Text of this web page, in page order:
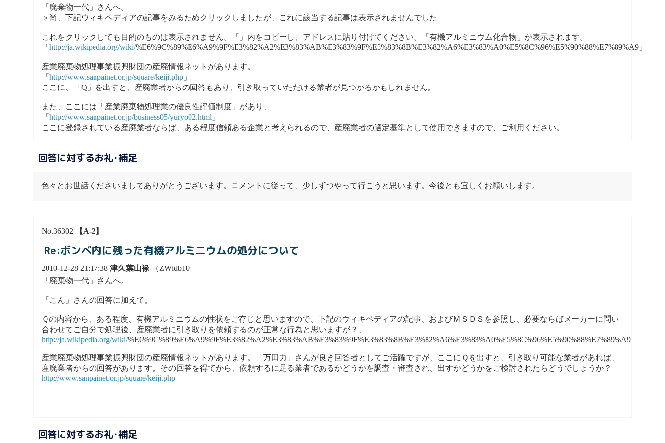
「廃棄物一代」さんへ。
＞尚、下記ウィキペディアの記事をみるためクリックしましたが、これに該当する記事は表示されませんでした
これをクリックしても目的のものは表示されません。「」内をコピーし、アドレスに貼り付けてください。「有機アルミニウム化合物」が表示されます。
「http://ja.wikipedia.org/wiki/%E6%9C%89%E6%A9%9F%E3%82%A2%E3%83%AB%E3%83%9F%E3%83%8B%E3%82%A6%E3%83%A0%E5%8C%96%E5%90%88%E7%89%A9」
産業廃棄物処理事業振興財団の産廃情報ネットがあります。
「http://www.sanpainet.or.jp/square/keiji.php 」
ここに、「Q」を出すと、産廃業者からの回答もあり、引き取っていただける業者が見つかるかもしれません。
また、ここには「産業廃棄物処理業の優良性評価制度」があり、
「http://www.sanpainet.or.jp/business05/yuryo02.html 」
ここに登録されている産廃業者ならば、ある程度信頼ある企業と考えられるので、産廃業者の選定基準として使用できますので、ご利用ください。
回答に対するお礼･補足
色々とお世話くださいましてありがとうございます。コメントに従って、少しずつやって行こうと思います。今後とも宜しくお願いします。
No.36302 【A-2】
Re:ボンベ内に残った有機アルミニウムの処分について
2010-12-28 21:17:38津久葉山禄（ZWldb10
「廃棄物一代」さんへ。
「こん」さんの回答に加えて。
Ｑの内容から、ある程度、有機アルミニウムの性状をご存じと思いますので、下記のウィキペディアの記事、およびＭＳＤＳを参照し、必要ならばメーカーに問い
合わせてご自分で処理後、産廃業者に引き取りを依頼するのが正常な行為と思いますが？、
http://ja.wikipedia.org/wiki/%E6%9C%89%E6%A9%9F%E3%82%A2%E3%83%AB%E3%83%9F%E3%83%8B%E3%82%A6%E3%83%A0%E5%8C%96%E5%90%88%E7%89%A9
産業廃棄物処理事業振興財団の産廃情報ネットがあります。「万田力」さんが良き回答者としてご活躍ですが、ここにＱを出すと、引き取り可能な業者があれば、
産廃業者からの回答があります。その回答を得てから、依頼するに足る業者であるかどうかを調査・審査され、出すかどうかをご検討されたらどうでしょうか？
http://www.sanpainet.or.jp/square/keiji.php
回答に対するお礼･補足